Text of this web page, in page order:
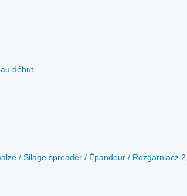
début
/ Silage spreader / Épandeur / Rozgarniacz